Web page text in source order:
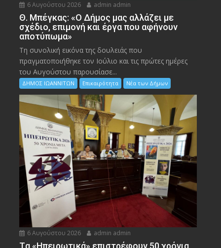
6 Αυγούστου 2026 admin admin
Θ. Μπέγκας: «Ο Δήμος μας αλλάζει με
σχέδιο, επιμονή και έργα που αφήνουν
αποτύπωμα»
Τη συνολική εικόνα της δουλειάς που
πραγματοποιήθηκε τον Ιούλιο και τις πρώτες ημέρες
του Αυγούστου παρουσίασε...
ΔΗΜΟΣ ΙΩΑΝΝΙΤΩΝ Επικαιρότητα Νέα των Δήμων
6 Αυγούστου 2026 admin admin